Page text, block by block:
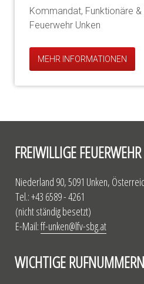
Kommandat, Funktionäre
Feuerwehr Unken
MEHR INFORMATIONEN
FREIWILLIGE
Niederland 90, 5091 Unken,
Tel.: +43 6589 - 4261
(nicht ständig besetzt)
E-Mail:ff-unken@lfv-sbg.at
WICHTIGE RUFNUMMERN